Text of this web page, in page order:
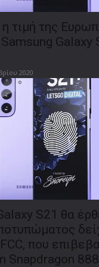
η τιμή της
Galaxy
2020
S21 θα
που
Snapdragon